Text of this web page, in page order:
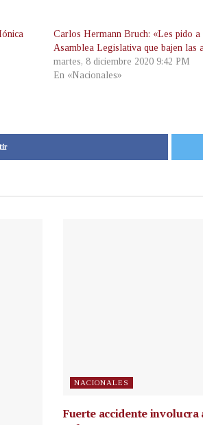
Carlos Hermann Bruch: «Les pido
Asamblea Legislativa que bajen las
martes, 8 diciembre 2020 9:42 PM
En «Nacionales»
NACIONALES
Fuerte accidente involucra